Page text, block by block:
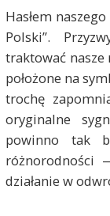
Hasłem
Polski”.
traktować
położone na
trochę
oryginalne
powinno tak
różnorodności
działanie w